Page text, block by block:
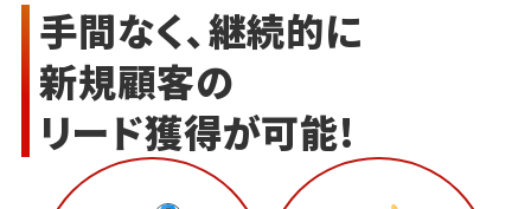
手間なく、継続的に
新規顧客の
リード獲得が可能!